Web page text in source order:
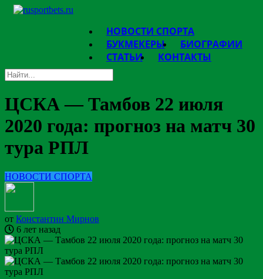
НОВОСТИ СПОРТА
БУКМЕКЕРЫ
БИОГРАФИИ
СТАТЬИ
КОНТАКТЫ
ЦСКА — Тамбов 22 июля
2020 года: прогноз на матч 30
тура РПЛ
НОВОСТИ СПОРТА
от Константин Мирнов
6 лет назад